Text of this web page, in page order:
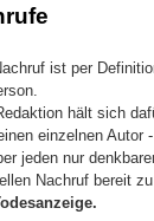
ist per
hält sich
einzelnen Autor
jeden nur
Nachruf bereit zu